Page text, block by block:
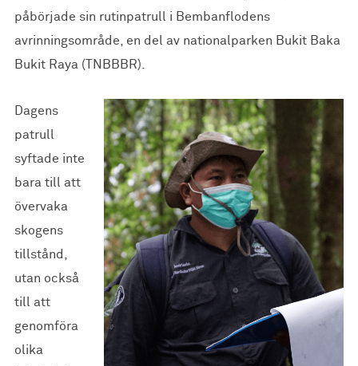
påbörjade sin rutinpatrull i Bembanflodens
avrinningsområde, en del av nationalparken Bukit Baka
Bukit Raya (TNBBBR).
Dagens
patrull
syftade inte
bara till att
övervaka
skogens
tillstånd,
utan också
till att
genomföra
olika